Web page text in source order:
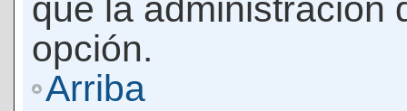
que la administración
opción.
Arriba